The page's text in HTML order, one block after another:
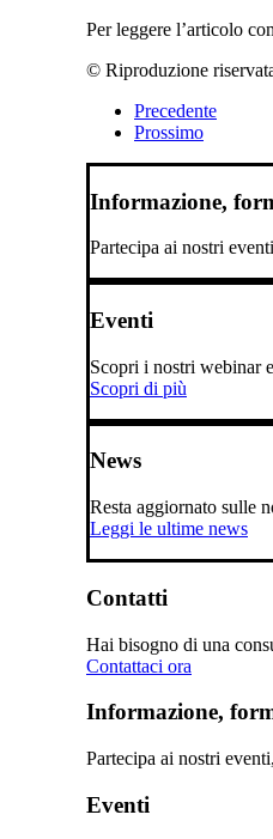
Per leggere l’articolo
© Riproduzione
Precedente
Prossimo
Informazione,
Partecipa ai nostri
Eventi
Scopri i nostri webinar
Scopri di più
News
Resta aggiornato sulle
Leggi le ultime news
Contatti
Hai bisogno di una
Contattaci ora
Informazione,
Partecipa ai nostri
Eventi